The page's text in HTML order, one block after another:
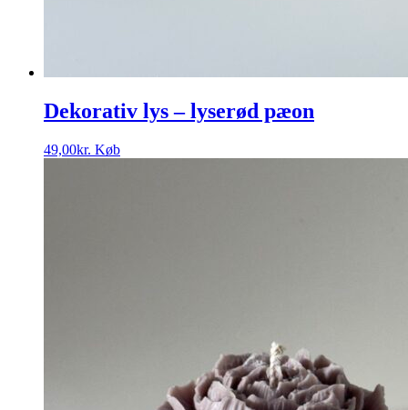
Dekorativ lys – lyserød pæon
49,00kr. Køb